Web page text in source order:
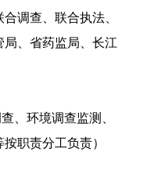
调查、联合执法、
、省药监局、长江
、环境调查监测、
职责分工负责）